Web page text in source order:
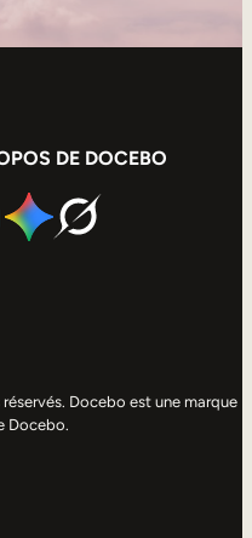
DE DOCEBO
Docebo est une marque
Docebo.